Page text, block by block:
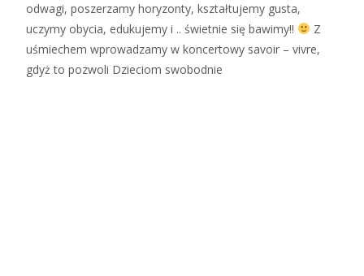
odwagi, poszerzamy horyzonty, kształtujemy gusta,
uczymy obycia, edukujemy i .. świetnie się bawimy!!
Z
uśmiechem wprowadzamy w koncertowy savoir – vivre,
gdyż to pozwoli Dzieciom swobodnie